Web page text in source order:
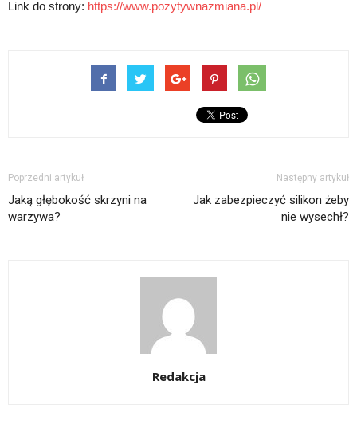
Link do strony: https://www.pozytywnazmiana.pl/
Poprzedni artykuł
Jaką głębokość skrzyni na
warzywa?
Następny artykuł
Jak zabezpieczyć silikon żeby
nie wysechł?
Redakcja